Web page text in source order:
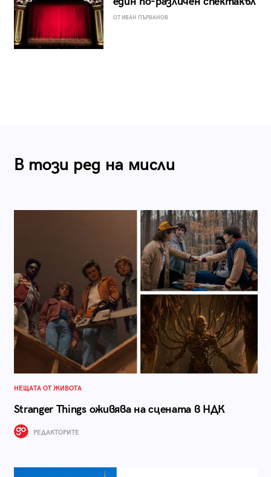
ОТ ИВАН ПЪРВАНОВ
В този ред на мисли
НЕЩАТА ОТ ЖИВОТА
Stranger Things оживява на сцената в НДК
РЕДАКТОРИТЕ